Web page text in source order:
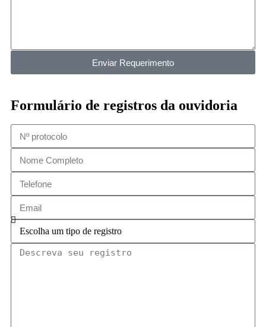
Enviar Requerimento
Formulário de registros da ouvidoria